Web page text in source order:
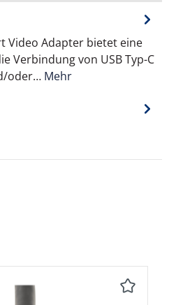
Video Adapter bietet eine
Verbindung von USB Typ-C
oder… Mehr